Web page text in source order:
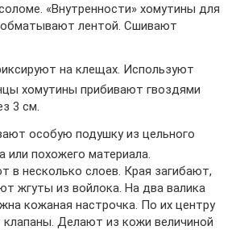
«Внутренности» хомутины для
лентой. Сшивают
на клещах. Используют
хомутины прибивают гвоздями
3 см.
особую подушку из цельного
или похожего материала.
в несколько слоев. Края загибают,
жгуты из войлока. На два валика
кожаная настрочка. По их центру
Делают из кожи величиной